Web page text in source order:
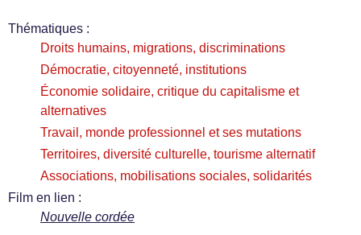
Thématiques :
Droits humains, migrations, discriminations
Démocratie, citoyenneté, institutions
Économie solidaire, critique du capitalisme et
alternatives
Travail, monde professionnel et ses mutations
Territoires, diversité culturelle, tourisme alternatif
Associations, mobilisations sociales, solidarités
Film en lien :
Nouvelle cordée